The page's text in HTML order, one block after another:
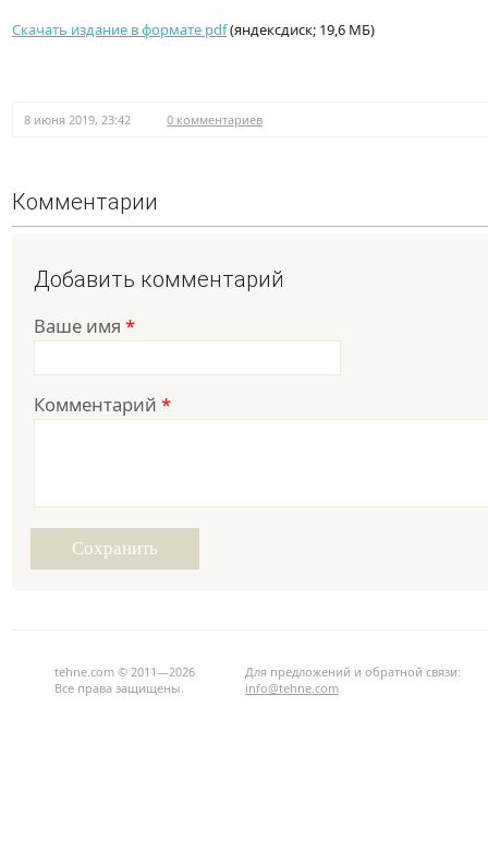
Скачать издание в формате pdf(яндексдиск; 19,6 МБ)
8 июня 2019, 23:42 0 комментариев
Комментарии
Добавить комментарий
Ваше имя *
Комментарий *
tehne.com © 2011—2026
Все права защищены.
Для предложений и обратной связи:
info@tehne.com